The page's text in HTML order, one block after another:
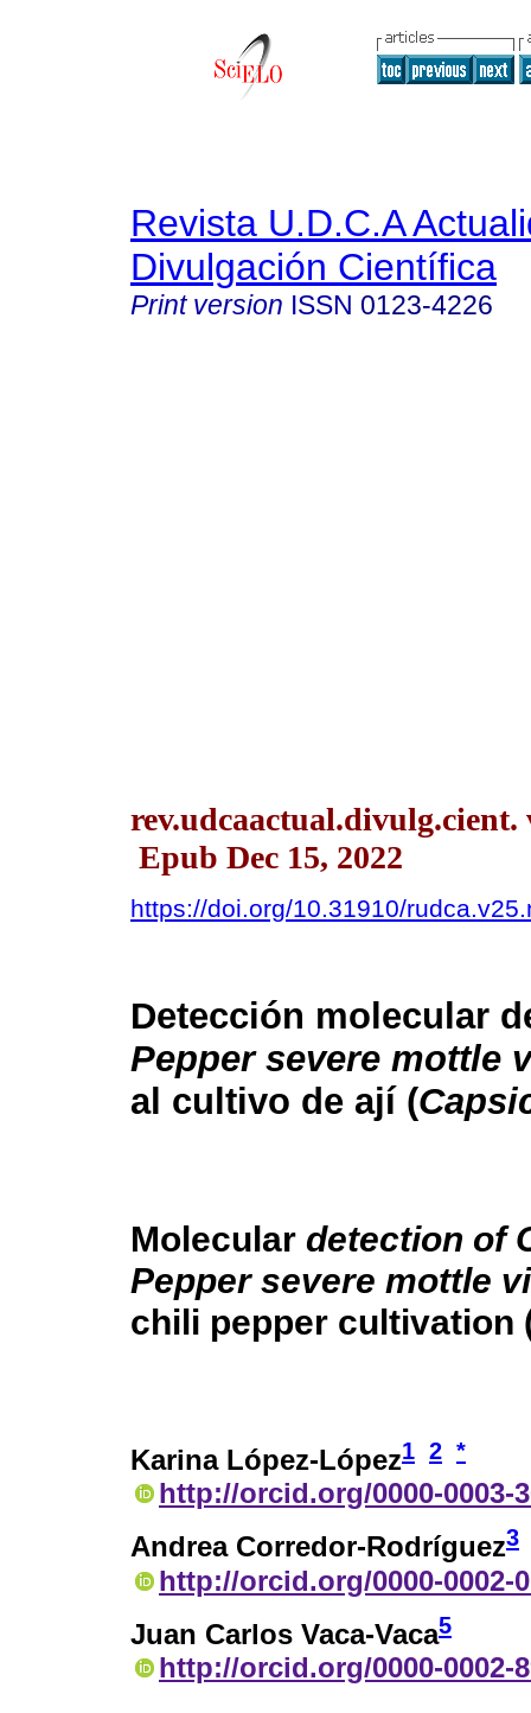
Revista U.D.C.A
Divulgación Científica
Print version ISSN 0123-4226
rev.udcaactual.divulg.cient.
Epub Dec 15, 2022
https://doi.org/10.31910/
Detección molecular
Pepper severe mottle
al cultivo de ají (
Molecular detection of
Pepper severe mottle
chili pepper cultivation
Karina López-López1 2 *
http://orcid.org/0000-0003-
Andrea Corredor-Rodríguez3
http://orcid.org/0000-0002-
Juan Carlos Vaca-Vaca5
http://orcid.org/0000-0002-